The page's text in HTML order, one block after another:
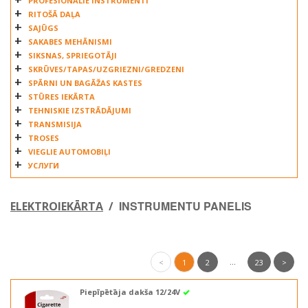
RITOŠĀ DAĻA
SAJŪGS
SAKABES MEHĀNISMI
SIKSNAS, SPRIEGOTĀJI
SKRŪVES/TAPAS/UZGRIEZNI/GREDZENI
SPĀRNI UN BAGĀŽAS KASTES
STŪRES IEKĀRTA
TEHNISKIE IZSTRĀDĀJUMI
TRANSMISIJA
TROSES
VIEGLIE AUTOMOBIĻI
УСЛУГИ
ELEKTROIEKĀRTA / INSTRUMENTU PANELIS
< 1 2 ... 23 >
Piepīpētāja dakša 12/24V